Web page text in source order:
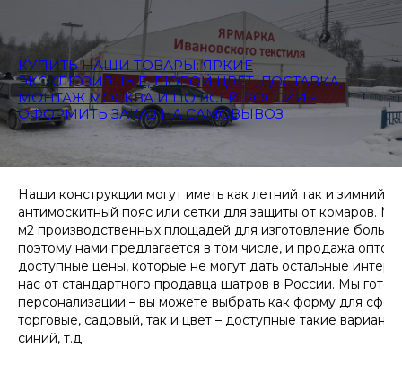
КУПИТЬ НАШИ ТОВАРЫ: ЯРКИЕ
ЭКСКЛЮЗИВНЫЕ, ЛЮБОЙ ЦВЕТ, ДОСТАВКА,
МОНТАЖ МОСКВА И ПО ВСЕЙ РОССИИ -
ОФОРМИТЬ ЗАКАЗ НА САМОВЫВОЗ
Наши конструкции могут иметь как летний так и зимний
антимоскитный пояс или сетки для защиты от комаров.
м2 производственных площадей для изготовление
поэтому нами предлагается в том числе, и продажа
доступные цены, которые не могут дать остальные
нас от стандартного продавца шатров в России. Мы
персонализации – вы можете выбрать как форму для
торговые, садовый, так и цвет – доступные такие
синий, т.д.